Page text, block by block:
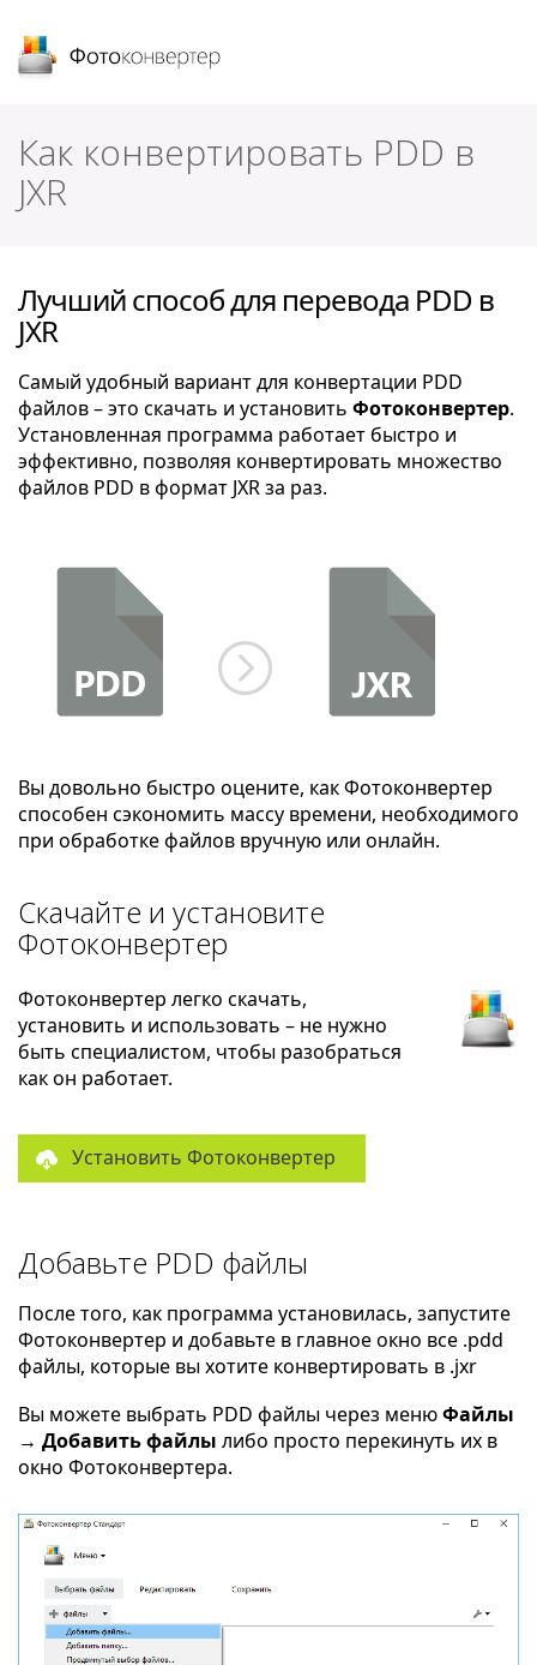
Как конвертировать PDD в
JXR
Лучший способ для перевода PDD в
JXR
Самый удобный вариант для конвертации PDD
файлов – это скачать и установить Фотоконвертер.
Установленная программа работает быстро и
эффективно, позволяя конвертировать множество
файлов PDD в формат JXR за раз.
Вы довольно быстро оцените, как Фотоконвертер
способен сэкономить массу времени, необходимого
при обработке файлов вручную или онлайн.
Скачайте и установите
Фотоконвертер
Фотоконвертер легко скачать,
установить и использовать – не нужно
быть специалистом, чтобы разобраться
как он работает.
Установить Фотоконвертер
Добавьте PDD файлы
После того, как программа установилась, запустите
Фотоконвертер и добавьте в главное окно все .pdd
файлы, которые вы хотите конвертировать в .jxr
Вы можете выбрать PDD файлы через менюФайлы
→ Добавить файлы либо просто перекинуть их в
окно Фотоконвертера.